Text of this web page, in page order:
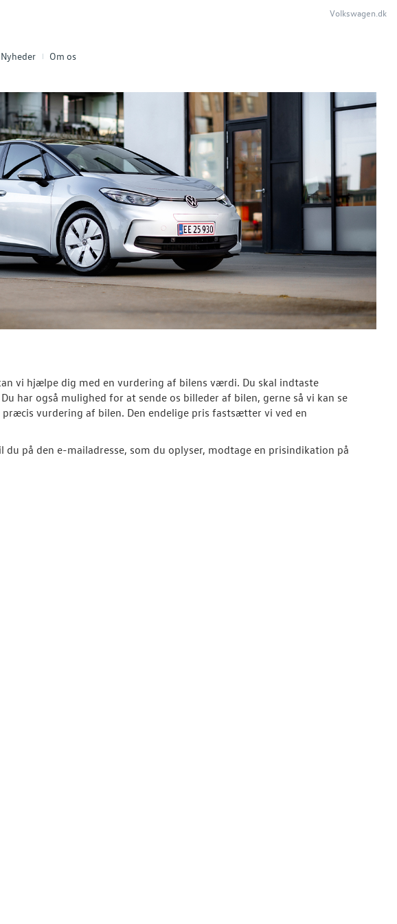
Nyheder Om os
Volkswagen.dk
vi hjælpe dig med en vurdering af bilens værdi. Du skal indtaste
har også mulighed for at sende os billeder af bilen, gerne så vi kan se
vurdering af bilen. Den endelige pris fastsætter vi ved en
på den e-mailadresse, som du oplyser, modtage en prisindikation på